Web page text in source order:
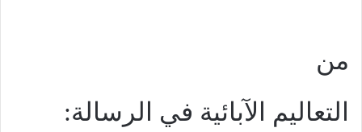
من
التعاليم الآبائية في الرسالة: